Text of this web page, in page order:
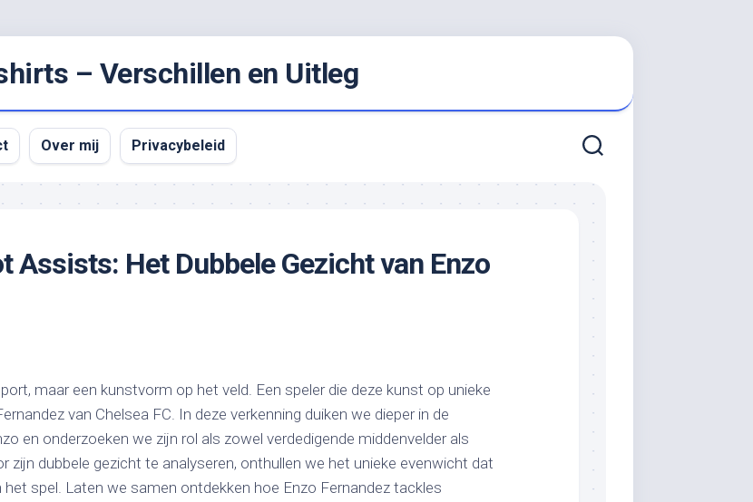
– Verschillen en Uitleg
Over mij Privacybeleid
Assists: Het Dubbele Gezicht van Enzo
maar een kunstvorm op het veld. Een speler die deze kunst op unieke
van Chelsea FC. In deze verkenning duiken we dieper in de
en onderzoeken we zijn rol als zowel verdedigende middenvelder als
zijn dubbele gezicht te analyseren, onthullen we het unieke evenwicht dat
het spel. Laten we samen ontdekken hoe Enzo Fernandez tackles